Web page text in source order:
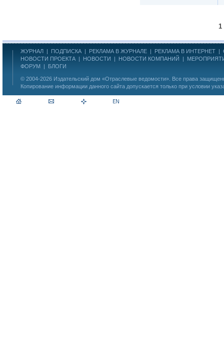
1
ЖУРНАЛ | ПОДПИСКА | РЕКЛАМА В ЖУРНАЛЕ | РЕКЛАМА В ИНТЕРНЕТ |
НОВОСТИ ПРОЕКТА | НОВОСТИ | НОВОСТИ КОМПАНИЙ |
ФОРУМ | БЛОГИ
© 2004-2026 Издательский дом «Отраслевые ведомости» . Все права
Копирование информации данного сайта допускается только при условии